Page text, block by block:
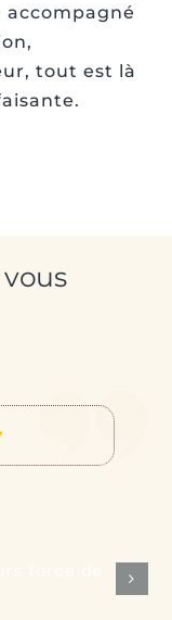
accompagné
tout est là